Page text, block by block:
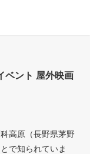
ベント 屋外映画
高原（長野県茅野
で知られていま